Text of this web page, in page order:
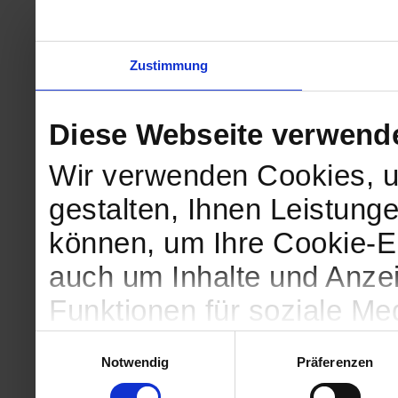
Zustimmung
Diese Webseite
Wir verwenden Cookies,
gestalten, Ihnen
können, um Ihre Cookie-
auch um Inhalte und
Funktionen für soziale
geben wir Informationen
Notwendig
Präferenzen